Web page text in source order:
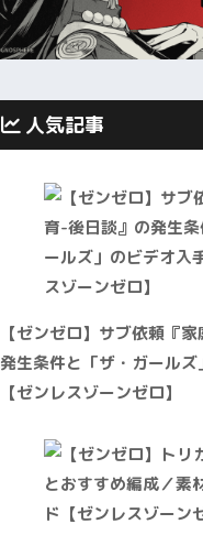
人気記事
【ゼンゼロ】サブ依頼『
発生条件と「ザ・ガール
【ゼンレスゾーンゼロ】